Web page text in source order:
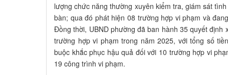
lượng chức năng thường xuyên kiểm tra, giám sát
bàn; qua đó phát hiện 08 trường hợp vi phạm và
Đồng thời, UBND phường đã ban hành 35 quyết định
trường hợp vi phạm trong năm 2025, với tổng số
buộc khắc phục hậu quả đối với 10 trường hợp vi
19 công trình vi phạm.